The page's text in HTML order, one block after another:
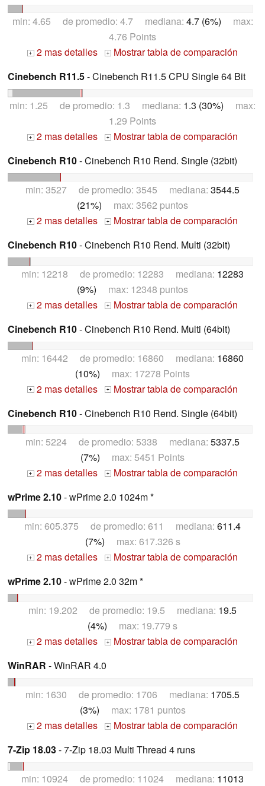
min: 4.65 de promedio: 4.7 mediana: 4.7 (6%) max:
4.76 Points
+ 2 mas detalles +
Mostrar tabla de comparación
Cinebench R11.5- Cinebench R11.5 CPU Single 64 Bit
min: 1.25 de promedio: 1.3 mediana: 1.3 (30%) max:
1.29 Points
+ 2 mas detalles +
Mostrar tabla de comparación
Cinebench R10- Cinebench R10 Rend. Single (32bit)
min: 3527 de promedio: 3545 mediana: 3544.5
(21%) max: 3562 puntos
+ 2 mas detalles +
Mostrar tabla de comparación
Cinebench R10- Cinebench R10 Rend. Multi (32bit)
min: 12218 de promedio: 12283 mediana: 12283
(9%) max: 12348 puntos
+ 2 mas detalles +
Mostrar tabla de comparación
Cinebench R10- Cinebench R10 Rend. Multi (64bit)
min: 16442 de promedio: 16860 mediana: 16860
(10%) max: 17278 Points
+ 2 mas detalles +
Mostrar tabla de comparación
Cinebench R10- Cinebench R10 Rend. Single (64bit)
min: 5224 de promedio: 5338 mediana: 5337.5
(7%) max: 5451 Points
+ 2 mas detalles +
Mostrar tabla de comparación
wPrime 2.10- wPrime 2.0 1024m *
min: 605.375 de promedio: 611 mediana: 611.4
(7%) max: 617.326 s
+ 2 mas detalles +
Mostrar tabla de comparación
wPrime 2.10- wPrime 2.0 32m *
min: 19.202 de promedio: 19.5 mediana: 19.5
(4%) max: 19.779 s
+ 2 mas detalles +
Mostrar tabla de comparación
WinRAR - WinRAR 4.0
min: 1630 de promedio: 1706 mediana: 1705.5
(3%) max: 1781 puntos
+ 2 mas detalles +
Mostrar tabla de comparación
7-Zip 18.03- 7-Zip 18.03 Multi Thread 4 runs
min: 10924 de promedio: 11024 mediana: 11013